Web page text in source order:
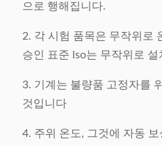
으로 행해집니다.
2. 각 시험 품목은 무작위로
승인 표준 lso는 무작위로
3. 기계는 불량품 고정자를
것입니다
4. 주위 온도, 그것에 자동